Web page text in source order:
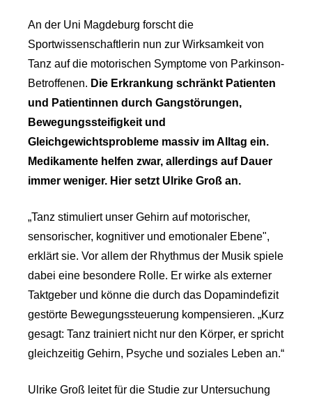
An der Uni Magdeburg forscht die
Sportwissenschaftlerin nun zur Wirksamkeit von
Tanz auf die motorischen Symptome von Parkinson-
Betroffenen. Die Erkrankung schränkt Patienten
und Patientinnen durch Gangstörungen,
Bewegungssteifigkeit und
Gleichgewichtsprobleme massiv im Alltag ein.
Medikamente helfen zwar, allerdings auf Dauer
immer weniger. Hier setzt Ulrike Groß an.
„Tanz stimuliert unser Gehirn auf motorischer,
sensorischer, kognitiver und emotionaler Ebene",
erklärt sie. Vor allem der Rhythmus der Musik spiele
dabei eine besondere Rolle. Er wirke als externer
Taktgeber und könne die durch das Dopamindefizit
gestörte Bewegungssteuerung kompensieren. „Kurz
gesagt: Tanz trainiert nicht nur den Körper, er spricht
gleichzeitig Gehirn, Psyche und soziales Leben an.“
Ulrike Groß leitet für die Studie zur Untersuchung